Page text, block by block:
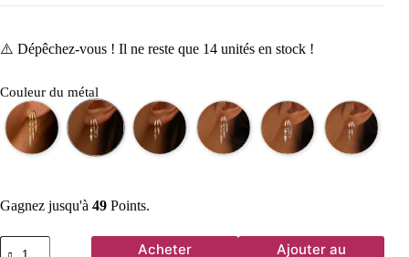
⚠️ Dépêchez-vous ! Il ne reste que 14 unités en stock !
Couleur du métal
Gagnez jusqu'à 49 Points.
quantité
Acheter
Ajouter au